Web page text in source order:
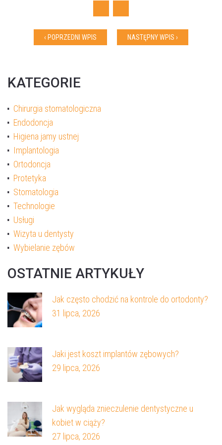
Facebook
Twitter
‹ POPRZEDNI WPIS NASTĘPNY WPIS ›
KATEGORIE
Chirurgia stomatologiczna
Endodoncja
Higiena jamy ustnej
Implantologia
Ortodoncja
Protetyka
Stomatologia
Technologie
Usługi
Wizyta u dentysty
Wybielanie zębów
OSTATNIE ARTYKUŁY
Jak często chodzić na kontrole do ortodonty?
31 lipca, 2026
Jaki jest koszt implantów zębowych?
29 lipca, 2026
Jak wygląda znieczulenie dentystyczne u
kobiet w ciąży?
27 lipca, 2026
Akceptuję